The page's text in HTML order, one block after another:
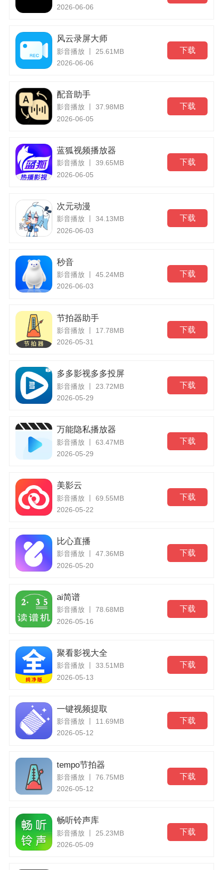
2026-06-06
风云录屏大师
影音播放 丨 25.61MB
2026-06-06
下载
配音助手
影音播放 丨 37.98MB
2026-06-05
下载
蓝狐视频播放器
影音播放 丨 39.65MB
2026-06-05
下载
次元动漫
影音播放 丨 34.13MB
2026-06-03
下载
秒音
影音播放 丨 45.24MB
2026-06-03
下载
节拍器助手
影音播放 丨 17.78MB
2026-05-31
下载
多多影视多多投屏
影音播放 丨 23.72MB
2026-05-29
下载
万能隐私播放器
影音播放 丨 63.47MB
2026-05-29
下载
美影云
影音播放 丨 69.55MB
2026-05-22
下载
比心直播
影音播放 丨 47.36MB
2026-05-20
下载
ai简谱
影音播放 丨 78.68MB
2026-05-16
下载
聚看影视大全
影音播放 丨 33.51MB
2026-05-13
下载
一键视频提取
影音播放 丨 11.69MB
2026-05-12
下载
tempo节拍器
影音播放 丨 76.75MB
2026-05-12
下载
畅听铃声库
影音播放 丨 25.23MB
2026-05-09
下载